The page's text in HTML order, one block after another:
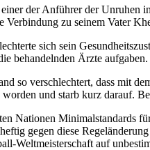
der Anführer der
zu seinem Vater
sich sein
behandelnden Ärzte aufgaben.
so verschlechtert, dass mit
und starb kurz darauf.
Nationen Minimalstandards
gegen diese
Weltmeisterschaft auf